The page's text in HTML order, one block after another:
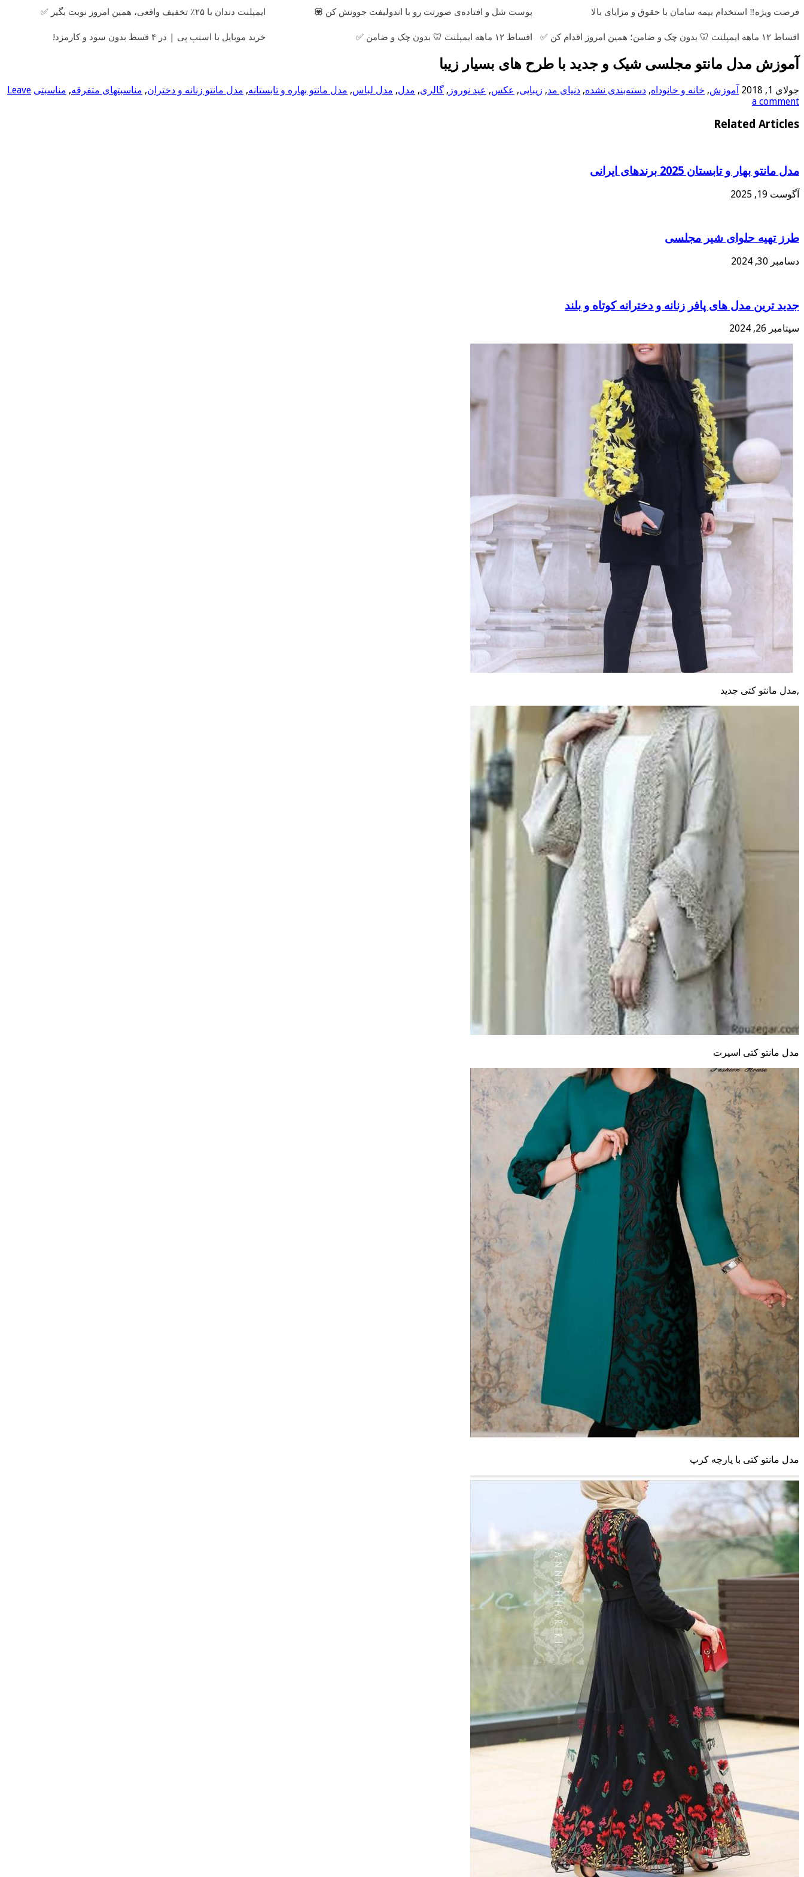
فرصت ویژه‼️ استخدام بیمه سامان با حقوق و مزایای بالا پوست شل و افتاده‌ی صورتت رو با اندولیفت جوونش کن 💟 ایمپلنت دندان با ۲۵٪ تخفیف واقعی، همین امروز نوبت بگیر ✅
اقساط ۱۲ ماهه ایمپلنت 🦷 بدون چک و ضامن؛ همین امروز اقدام کن ✅ اقساط ۱۲ ماهه ایمپلنت 🦷 بدون چک و ضامن ✅ خرید موبایل با اسنپ پی | در ۴ قسط بدون سود و کارمزد!
آموزش مدل مانتو مجلسی شیک و جدید با طرح های بسیار زیبا
جولای 1, 2018 آموزش, خانه و خانوداه, دسته‌بندی نشده, دنیای مد, زیبایی, عکس, عید نوروز , گالری, مدل, مدل لباس, مدل مانتو بهاره و تابستانه, مدل مانتو زنانه و دختران, مناسبتهای متفرقه, مناسبتی Leave
a comment
Related Articles
مدل مانتو بهار و تابستان 2025 برندهای ایرانی
آگوست 19, 2025
طرز تهیه حلوای شیر مجلسی
دسامبر 30, 2024
جدید ترین مدل های پافر زنانه و دخترانه کوتاه و بلند
سپتامبر 26, 2024
,مدل مانتو کتی جدید
مدل مانتو کتی اسپرت
مدل مانتو کتی با پارچه کرپ